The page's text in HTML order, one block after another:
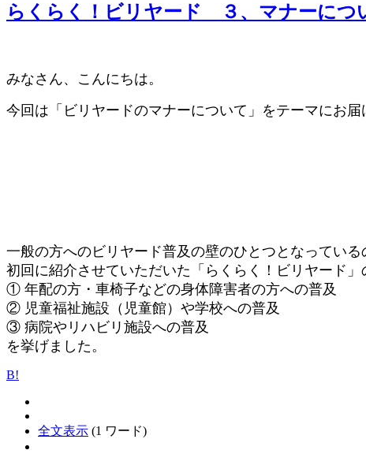
らくらく！ビリヤード ３、マナーにつ
みなさん、こんにちは。
今回は「ビリヤードのマナーについて」をテーマにお届
一般の方へのビリヤード普及の壁のひとつとなってい
初回に紹介させていただいた「らくらく！ビリヤード」
① 年配の方・車椅子などの身体障害者の方への普及
② 児童福祉施設（児童館）や学校への普及
③ 病院やリハビリ施設への普及
を挙げました。
B!
全文表示 (1 ワード)